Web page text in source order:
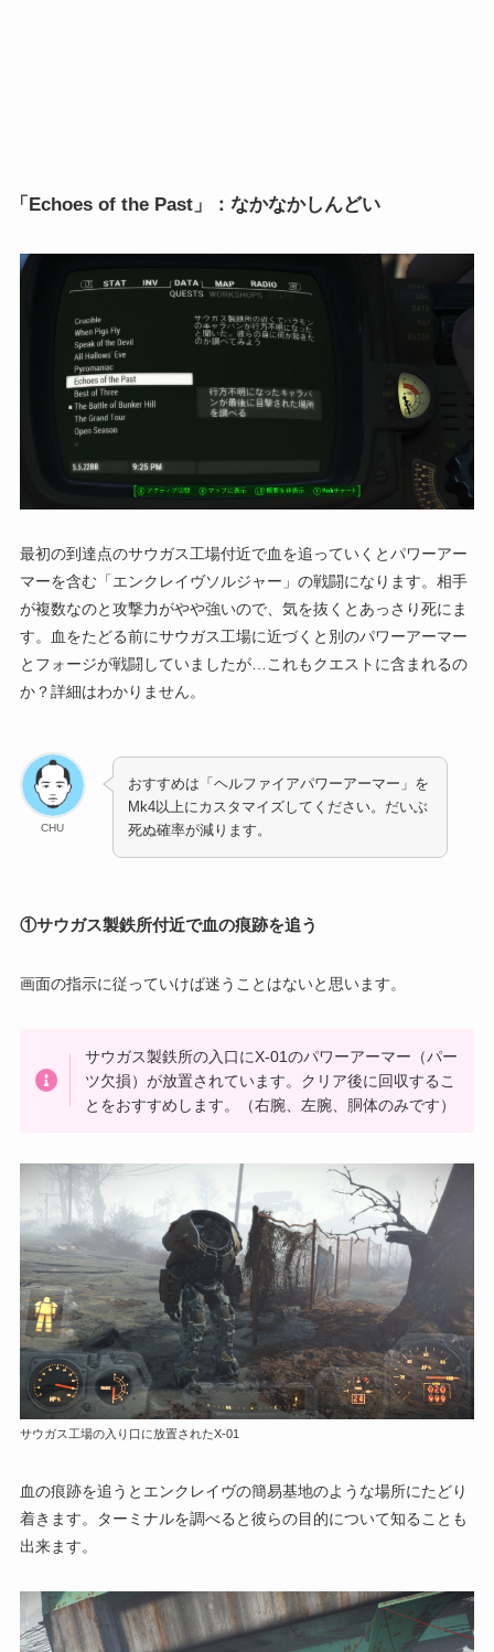
「Echoes of the Past」：なかなかしんどい
最初の到達点のサウガス工場付近で血を追っていくとパワーアー
マーを含む「エンクレイヴソルジャー」の戦闘になります。相手
が複数なのと攻撃力がやや強いので、気を抜くとあっさり死にま
す。血をたどる前にサウガス工場に近づくと別のパワーアーマー
とフォージが戦闘していましたが…これもクエストに含まれるの
か？詳細はわかりません。
CHU
おすすめは「ヘルファイアパワーアーマー」を
Mk4以上にカスタマイズしてください。だいぶ
死ぬ確率が減ります。
①サウガス製鉄所付近で血の痕跡を追う
画面の指示に従っていけば迷うことはないと思います。
サウガス製鉄所の入口にX-01のパワーアーマー（パー
ツ欠損）が放置されています。クリア後に回収するこ
とをおすすめします。（右腕、左腕、胴体のみです）
サウガス工場の入り口に放置されたX-01
血の痕跡を追うとエンクレイヴの簡易基地のような場所にたどり
着きます。ターミナルを調べると彼らの目的について知ることも
出来ます。